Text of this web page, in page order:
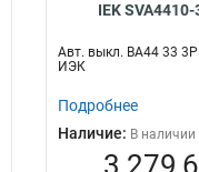
IEK
Авт. выкл. ВА44 33
ИЭК
Подробнее
Наличие: В наличии